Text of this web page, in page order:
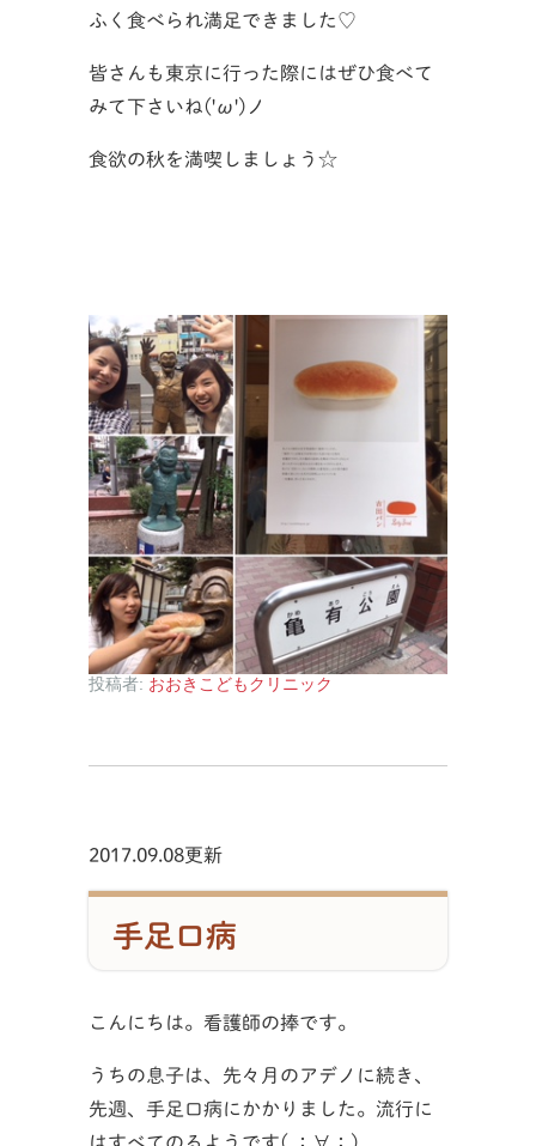
ふく食べられ満足できました♡
皆さんも東京に行った際にはぜひ食べて
みて下さいね('ω')ノ
食欲の秋を満喫しましょう☆
投稿者: おおきこどもクリニック
2017.09.08更新
手足口病
こんにちは。看護師の捧です。
うちの息子は、先々月のアデノに続き、
先週、手足口病にかかりました。流行に